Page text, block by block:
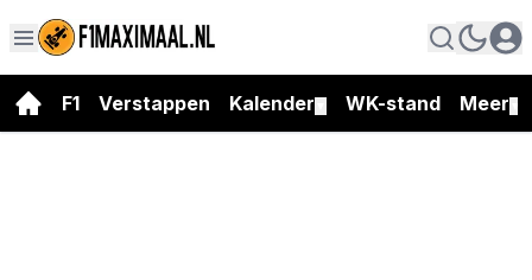
F1 Verstappen Kalender WK-stand Meer